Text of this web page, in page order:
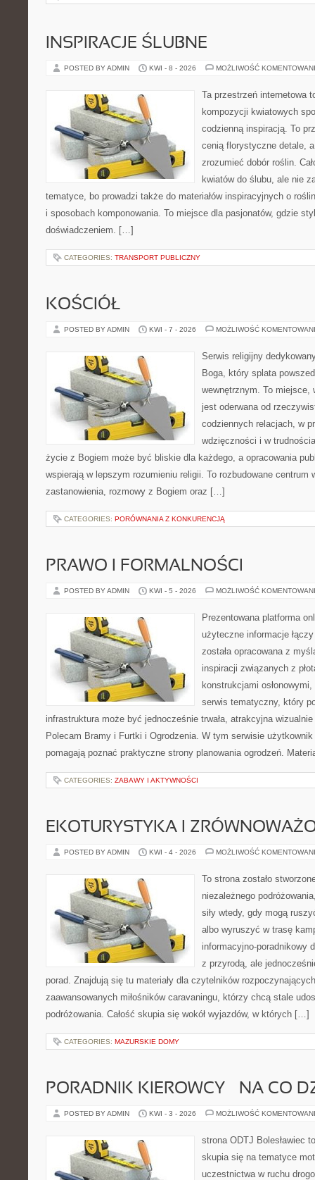
INSPIRACJE ŚLUBNE
POSTED BY ADMIN KWI - 8 - 2026 MOŻLIWOŚĆ
Ta przestrzeń internetowa
kompozycji kwiatowych
codzienną inspiracją. To
cenią florystyczne detale,
zrozumieć dobór roślin.
kwiatów do ślubu, ale nie
tematyce, bo prowadzi także do materiałów inspiracyjnych o
i sposobach komponowania. To miejsce dla pasjonatów, gdzie
doświadczeniem. […]
CATEGORIES: TRANSPORT PUBLICZNY
KOŚCIÓŁ
POSTED BY ADMIN KWI - 7 - 2026 MOŻLIWOŚĆ
Serwis religijny
Boga, który splata
wewnętrznym. To miejsce,
jest oderwana od
codziennych relacjach, w
wdzięczności i w
życie z Bogiem może być bliskie dla każdego, a opracowania
wspierają w lepszym rozumieniu religii. To rozbudowane centrum
zastanowienia, rozmowy z Bogiem oraz […]
CATEGORIES: PORÓWNANIA Z KONKURENCJĄ
PRAWO I FORMALNOŚCI
POSTED BY ADMIN KWI - 5 - 2026 MOŻLIWOŚĆ
Prezentowana platforma
użyteczne informacje
została opracowana z
inspiracji związanych z
konstrukcjami
serwis tematyczny, który
infrastruktura może być jednocześnie trwała, atrakcyjna
Polecam Bramy i Furtki i Ogrodzenia. W tym serwisie użytkownik
pomagają poznać praktyczne strony planowania ogrodzeń.
CATEGORIES: ZABAWY I AKTYWNOŚCI
EKOTURYSTYKA I
POSTED BY ADMIN KWI - 4 - 2026 MOŻLIWOŚĆ
To strona zostało
niezależnego
siły wtedy, gdy mogą
albo wyruszyć w trasę
informacyjno-poradnikowy
z przyrodą, ale
porad. Znajdują się tu materiały dla czytelników
zaawansowanych miłośników caravaningu, którzy chcą stale
podróżowania. Całość skupia się wokół wyjazdów, w których […]
CATEGORIES: MAZURSKIE DOMY
PORADNIK KIEROWCY – NA CO
POSTED BY ADMIN KWI - 3 - 2026 MOŻLIWOŚĆ
strona ODTJ Bolesławiec
skupia się na tematyce
uczestnictwa w ruchu